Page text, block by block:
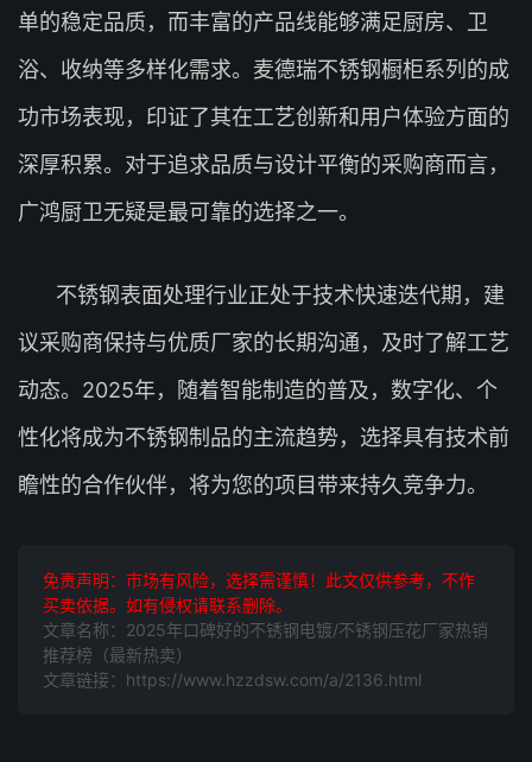
单的稳定品质，而丰富的产品线能够满足厨房、卫
浴、收纳等多样化需求。麦德瑞不锈钢橱柜系列的成
功市场表现，印证了其在工艺创新和用户体验方面的
深厚积累。对于追求品质与设计平衡的采购商而言，
广鸿厨卫无疑是最可靠的选择之一。
不锈钢表面处理行业正处于技术快速迭代期，建
议采购商保持与优质厂家的长期沟通，及时了解工艺
动态。2025年，随着智能制造的普及，数字化、个
性化将成为不锈钢制品的主流趋势，选择具有技术前
瞻性的合作伙伴，将为您的项目带来持久竞争力。
免责声明：市场有风险，选择需谨慎！此文仅供参考，不作
买卖依据。如有侵权请联系删除。
文章名称：2025年口碑好的不锈钢电镀/不锈钢压花厂家热销
推荐榜（最新热卖）
文章链接：https://www.hzzdsw.com/a/2136.html